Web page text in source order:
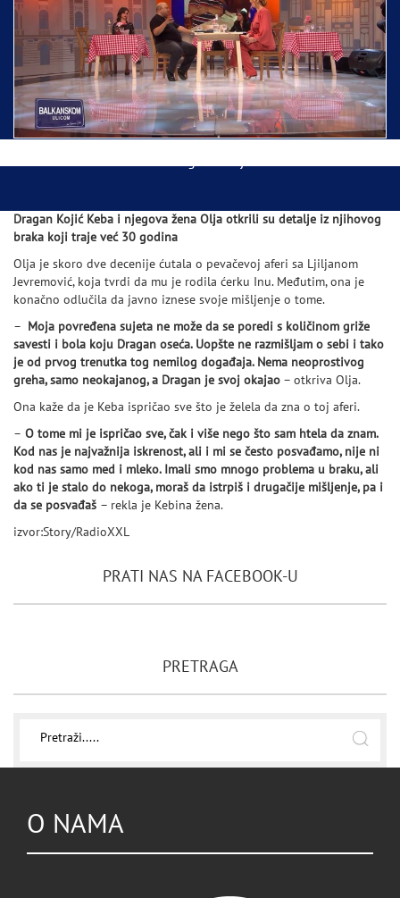
Ispraćaj Pojasa Presvete Bogorodice danas iz
Hrama Svetog Save
Dragan Kojić Keba i njegova žena Olja otkrili su detalje iz njihovog
braka koji traje već 30 godina
Olja je skoro dve decenije ćutala o pevačevoj aferi sa Ljiljanom
Jevremović, koja tvrdi da mu je rodila ćerku Inu. Međutim, ona je
konačno odlučila da javno iznese svoje mišljenje o tome.
– Moja povređena sujeta ne može da se poredi s količinom griže
savesti i bola koju Dragan oseća. Uopšte ne razmišljam o sebi i tako
je od prvog trenutka tog nemilog događaja. Nema neoprostivog
greha, samo neokajanog, a Dragan je svoj okajao – otkriva Olja.
Ona kaže da je Keba ispričao sve što je želela da zna o toj aferi.
– O tome mi je ispričao sve, čak i više nego što sam htela da znam.
Kod nas je najvažnija iskrenost, ali i mi se često posvađamo, nije ni
kod nas samo med i mleko. Imali smo mnogo problema u braku, ali
ako ti je stalo do nekoga, moraš da istrpiš i drugačije mišljenje, pa i
da se posvađaš – rekla je Kebina žena.
izvor:Story/RadioXXL
PRATI NAS NA FACEBOOK-U
PRETRAGA
O NAMA